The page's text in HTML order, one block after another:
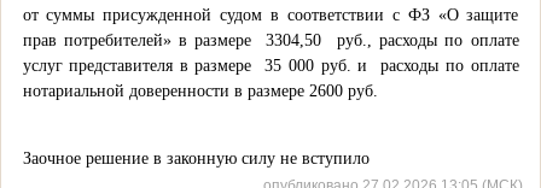
от суммы присужденной судом в соответствии с ФЗ «О защите
прав потребителей» в размере 3304,50 руб., расходы по оплате
услуг представителя в размере 35 000 руб. и расходы по оплате
нотариальной доверенности в размере 2600 руб.
Заочное решение в законную силу не вступило